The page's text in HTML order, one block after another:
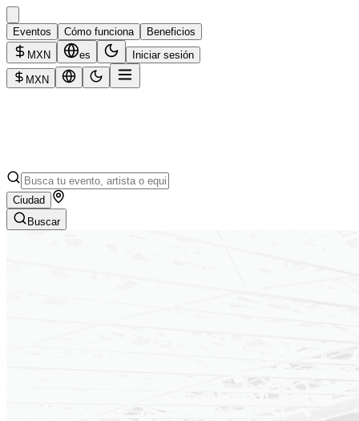
Eventos Cómo funciona
Beneficios
MXN
es Iniciar sesión
MXN
Ciudad
Buscar